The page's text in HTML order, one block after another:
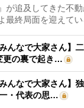
が追及してきた不
最終局面を迎えてい
んなで大家さん】
更の裏で起き…
んなで大家さん】
・代表の思…